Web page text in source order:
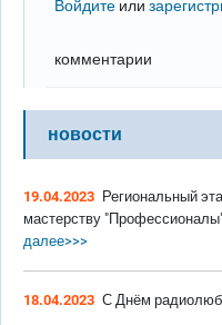
Войдите или
комментарии
новости
19.04.2023 Региональный
мастерству
далее>>>
18.04.2023 С Днём